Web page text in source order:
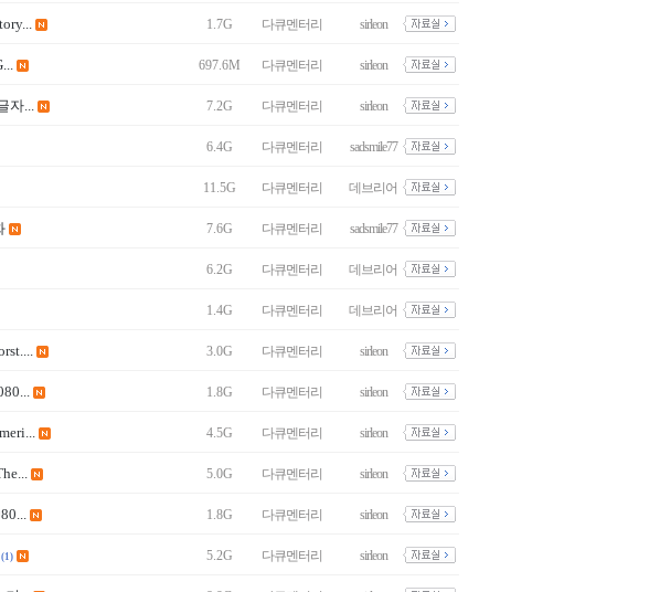
1.7G 다큐멘터리 sirleon
697.6M 다큐멘터리 sirleon
자... 7.2G 다큐멘터리 sirleon
6.4G 다큐멘터리 sadsmile77
11.5G 다큐멘터리 데브리어
7.6G 다큐멘터리 sadsmile77
6.2G 다큐멘터리 데브리어
1.4G 다큐멘터리 데브리어
3.0G 다큐멘터리 sirleon
1.8G 다큐멘터리 sirleon
4.5G 다큐멘터리 sirleon
5.0G 다큐멘터리 sirleon
1.8G 다큐멘터리 sirleon
(1) 5.2G 다큐멘터리 sirleon